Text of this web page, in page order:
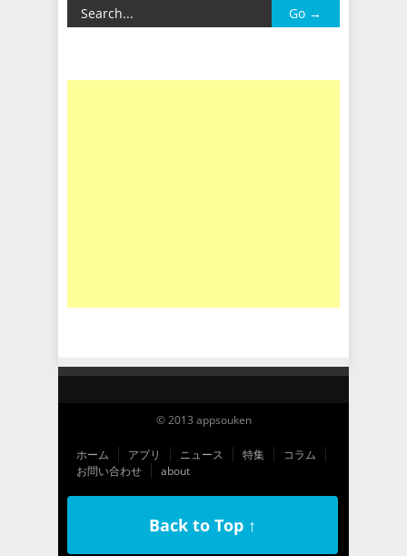
© 2013 appsouken
ホーム アプリ ニュース 特集
コラム
お問い合わせ
about
Back to Top ↑